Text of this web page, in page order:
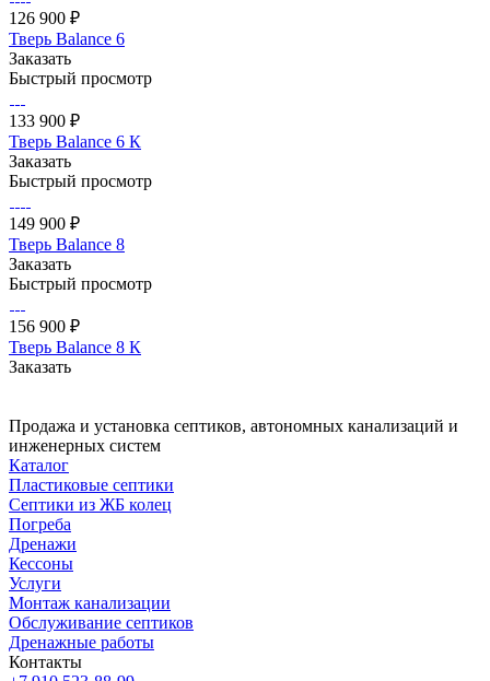
126 900 ₽
Тверь Balance 6
Заказать
Быстрый просмотр
133 900 ₽
Тверь Balance 6 К
Заказать
Быстрый просмотр
149 900 ₽
Тверь Balance 8
Заказать
Быстрый просмотр
156 900 ₽
Тверь Balance 8 К
Заказать
Продажа и установка септиков, автономных канализаций и
инженерных систем
Каталог
Пластиковые септики
Септики из ЖБ колец
Погреба
Дренажи
Кессоны
Услуги
Монтаж канализации
Обслуживание септиков
Дренажные работы
Контакты